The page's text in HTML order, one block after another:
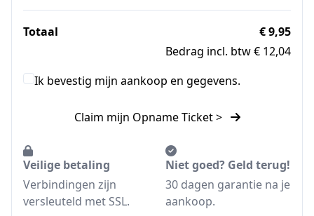
Totaal
€ 9,95
Bedrag incl. btw € 12,04
Ik bevestig mijn aankoop en gegevens.
Claim mijn Opname Ticket >
Veilige betaling
Verbindingen zijn
versleuteld met SSL.
Niet goed? Geld terug!
30 dagen garantie na je
aankoop.